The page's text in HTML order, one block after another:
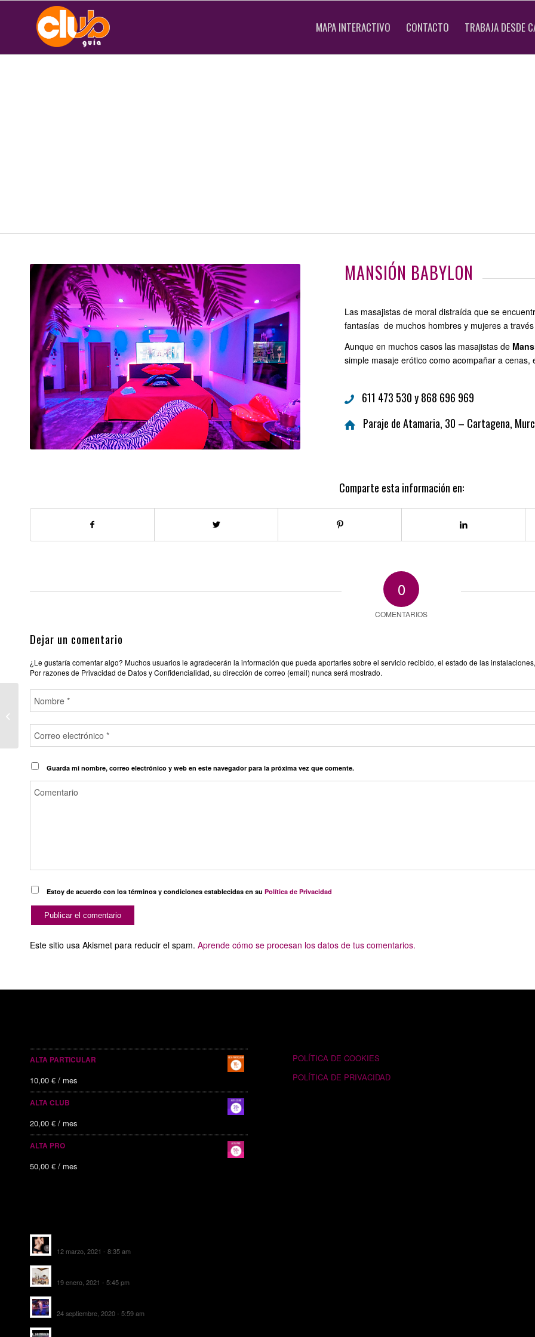
MAPA INTERACTIVO CONTACTO TRABAJA DESDE
MANSIÓN BABYLON
Las masajistas de moral distraída que se
fantasías de muchos hombres y mujeres a
Aunque en muchos casos las masajistas de
simple masaje erótico como acompañar a cenas,
611 473 530 y 868 696 969
Paraje de Atamaria, 30 – Cartagena,
Comparte esta información en:
0
COMENTARIOS
Dejar un comentario
¿Le gustaría comentar algo? Muchos usuarios le agradecerán la información que pueda aportarles sobre el servicio recibido, el estado de las
Por razones de Privacidad de Datos y Confidencialidad, su dirección de correo (email) nunca será mostrado.
Guarda mi nombre, correo electrónico y web en este navegador para la próxima vez que comente.
Estoy de acuerdo con los términos y condiciones establecidas en su Política de Privacidad
Este sitio usa Akismet para reducir el spam. Aprende cómo se procesan los datos de tus comentarios.
ALTA PARTICULAR
10,00 € / mes
ALTA CLUB
20,00 € / mes
ALTA PRO
50,00 € / mes
12 marzo, 2021 - 8:35 am
19 enero, 2021 - 5:45 pm
24 septiembre, 2020 - 5:59 am
POLÍTICA DE COOKIES
POLÍTICA DE PRIVACIDAD
PUB BABILON
ALMERÍA